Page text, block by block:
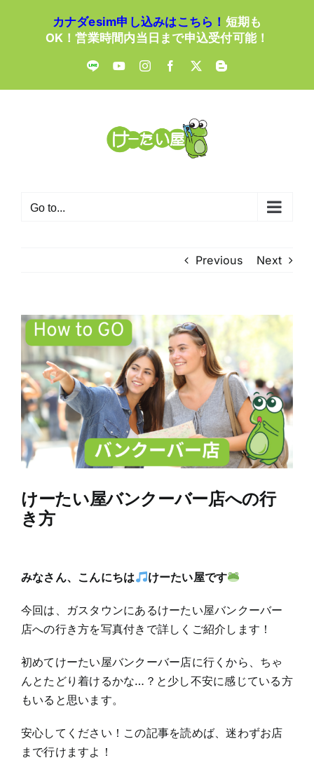
カナダesim申し込みはこちら！ 短期も
OK！営業時間内当日まで申込受付可能！
LINE YouTubeInstagramFacebook
X Blogger
Go to...
Previous Next
View
Larger
Image
けーたい屋バンクーバー店への行
き方
みなさん、こんにちは けーたい屋です
今回は、ガスタウンにあるけーたい屋バンクーバー
店への行き方を写真付きで詳しくご紹介します！
初めてけーたい屋バンクーバー店に行くから、ちゃ
んとたどり着けるかな…？と少し不安に感じている方
もいると思います。
安心してください！この記事を読めば、迷わずお店
まで行けますよ！